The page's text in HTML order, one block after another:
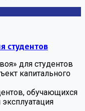
студентов
для студентов
капитального
обучающихся